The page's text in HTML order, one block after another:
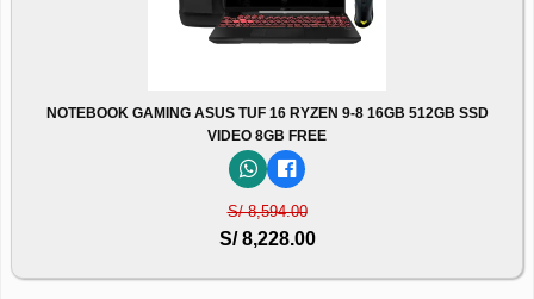
NOTEBOOK GAMING ASUS TUF 16 RYZEN 9-8 16GB 512GB SSD
VIDEO 8GB FREE
S/ 8,594.00
S/ 8,228.00